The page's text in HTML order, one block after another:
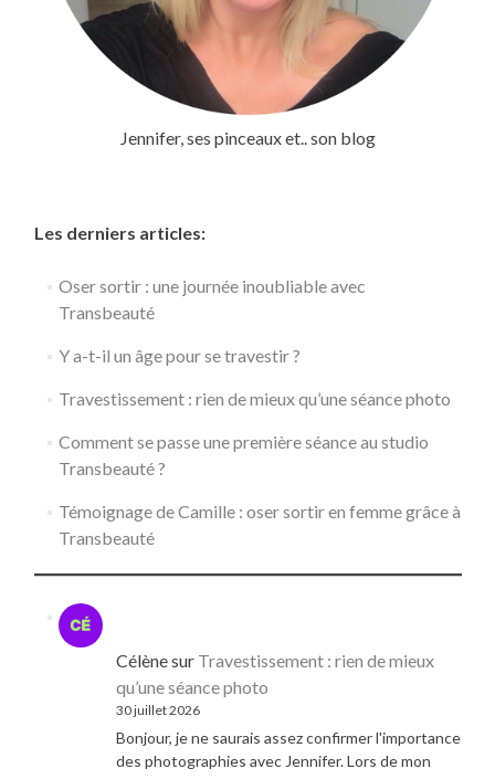
Jennifer, ses pinceaux et.. son blog
Les derniers articles:
Oser sortir : une journée inoubliable avec
Transbeauté
Y a-t-il un âge pour se travestir ?
Travestissement : rien de mieux qu’une séance photo
Comment se passe une première séance au studio
Transbeauté ?
Témoignage de Camille : oser sortir en femme grâce à
Transbeauté
Célènesur Travestissement : rien de mieux
qu’une séance photo
30 juillet 2026
Bonjour, je ne saurais assez confirmer l'importance
des photographies avec Jennifer. Lors de mon